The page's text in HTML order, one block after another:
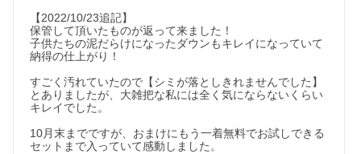
【2022/10/23追記】
保管して頂いたものが返って来ました！
子供たちの泥だらけになったダウンもキレイになっていて
納得の仕上がり！
すごく汚れていたので【シミが落としきれませんでした】
とありましたが、大雑把な私には全く気にならないくらい
キレイでした。
10月末までですが、おまけにもう一着無料でお試しできる
セットまで入っていて感動しました。